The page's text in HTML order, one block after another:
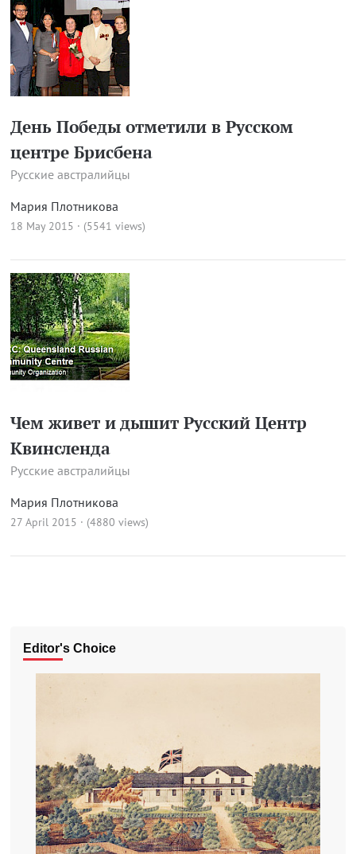
День Победы отметили в Русском
центре Брисбена
Русские австралийцы
Мария Плотникова
18 May 2015 · (5541 views)
Чем живет и дышит Русский Центр
Квинсленда
Русские австралийцы
Мария Плотникова
27 April 2015 · (4880 views)
Editor's Choice